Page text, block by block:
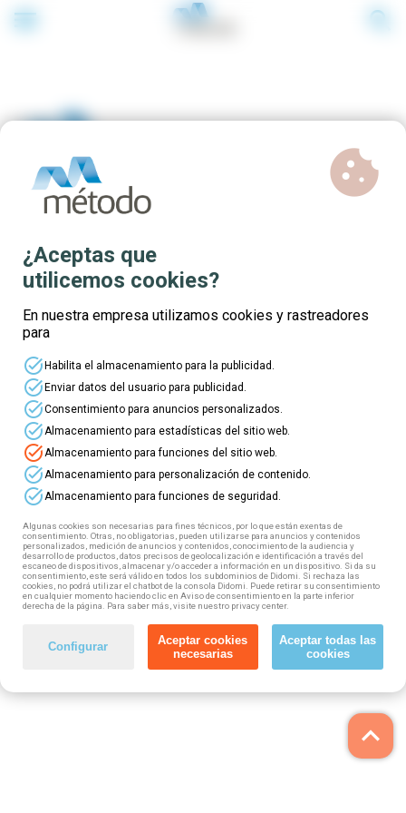
menu search
Formación subvencionada
para trabajadores de diversos
sectores de actividad
keyboard_arrow_up
¿Aceptas que
utilicemos cookies?
cookie
En nuestra empresa utilizamos cookies y rastreadores
para
task_altHabilita el almacenamiento para la publicidad.
task_altEnviar datos del usuario para publicidad.
task_altConsentimiento para anuncios personalizados.
task_alt Almacenamiento para estadísticas del sitio web.
task_alt Almacenamiento para funciones del sitio web.
task_alt Almacenamiento para personalización de contenido.
task_alt Almacenamiento para funciones de seguridad.
Algunas cookies son necesarias para fines técnicos, por lo que están exentas de
consentimiento. Otras, no obligatorias, pueden utilizarse para anuncios y contenidos
personalizados, medición de anuncios y contenidos, conocimiento de la audiencia y
desarrollo de productos, datos precisos de geolocalización e identificación a través del
escaneo de dispositivos, almacenar y/o acceder a información en un dispositivo. Si da su
consentimiento, este será válido en todos los subdominios de Didomi. Si rechaza las
cookies, no podrá utilizar el chatbot de la consola Didomi. Puede retirar su consentimiento
en cualquier momento haciendo clic en Aviso de consentimiento en la parte inferior
derecha de la página. Para saber más, visite nuestro privacy center.
Configurar
Aceptar cookies
necesarias
Aceptar todas las
cookies